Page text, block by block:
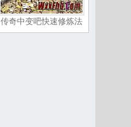
传奇中变吧快速修炼法